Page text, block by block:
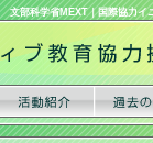
文部科学省MEXT｜国際協力イ